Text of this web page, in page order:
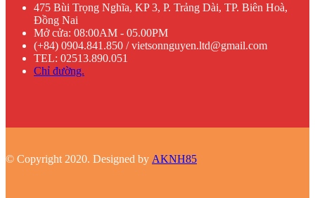
475 Bùi Trọng Nghĩa, KP 3, P. Trảng Dài, TP. Biên Hoà,
Đồng Nai
Mở cửa: 08:00AM - 05.00PM
(+84) 0904.841.850 / vietsonnguyen.ltd@gmail.com
TEL: 02513.890.051
Chỉ đường.
© Copyright 2020. Designed by AKNH85